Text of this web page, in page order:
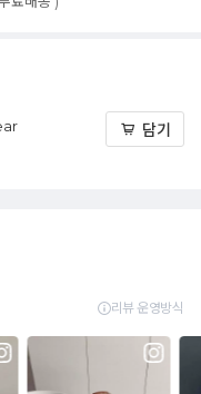
담기